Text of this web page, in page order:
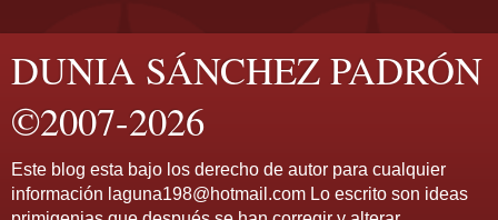
DUNIA SÁNCHEZ PADRÓN
©2007-2026
Este blog esta bajo los derecho de autor para cualquier
información laguna198@hotmail.com Lo escrito son ideas